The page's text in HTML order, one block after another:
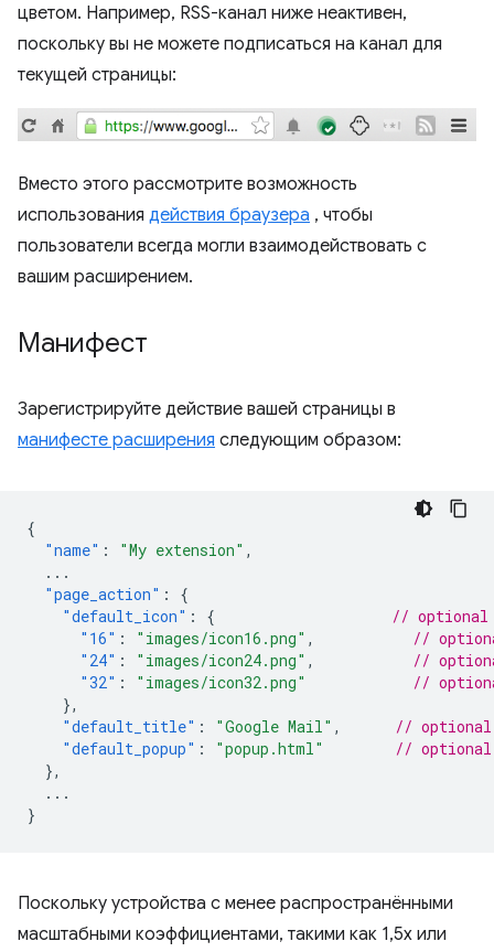
цветом. Например, RSS-канал ниже неактивен,
поскольку вы не можете подписаться на канал для
текущей страницы:
Вместо этого рассмотрите возможность
использования действия браузера , чтобы
пользователи всегда могли взаимодействовать с
вашим расширением.
Манифест
Зарегистрируйте действие вашей страницы в
манифесте расширения следующим образом:
{
"name" : "My extension" ,
...
"page_action" :
{
"default_icon" : {
// optional
"16" : "images/icon16.png" ,
//
"24" : "images/icon24.png" ,
//
"32" : "images/icon32.png"
//
},
"default_title" : "Google Mail" ,
//
"default_popup" : "popup.html"
// optional
},
...
}
Поскольку устройства с менее распространёнными
масштабными коэффициентами, такими как 1,5x или